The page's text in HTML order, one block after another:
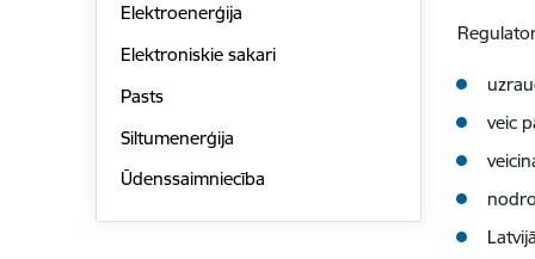
Elektroenerģija
Elektroniskie sakari
Pasts
Siltumenerģija
Ūdenssaimniecība
veic